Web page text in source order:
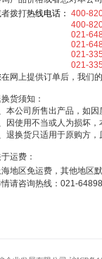
拨打热线电话： 400-
820-
网上提供订单后，我们
货须知：
本公司所售出产品，如
因使用不当或人为损坏
退换货只适用于原购方
运费：
地区免运费，其他地区
情请咨询热线：021-